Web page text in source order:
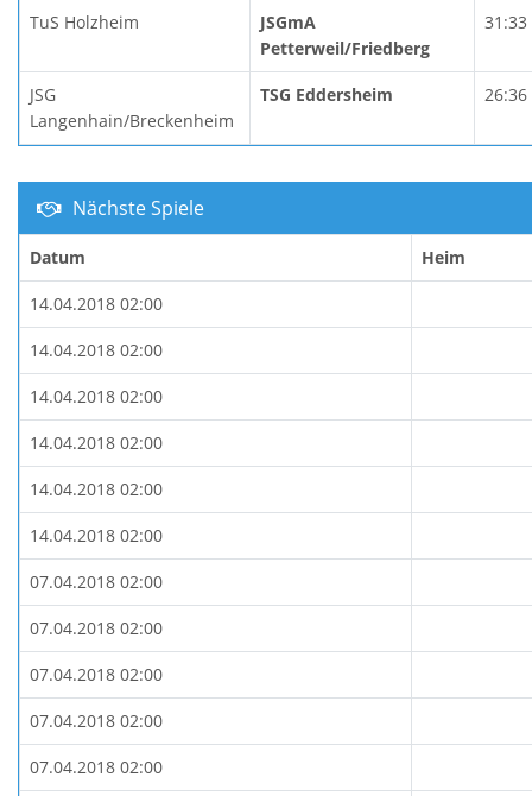
TuS Holzheim
JSGmA
Petterweil/Friedberg
31:33
JSG
Langenhain/Breckenheim
TSG Eddersheim 26:36
Nächste Spiele
Datum Heim
14.04.2018 02:00
14.04.2018 02:00
14.04.2018 02:00
14.04.2018 02:00
14.04.2018 02:00
14.04.2018 02:00
07.04.2018 02:00
07.04.2018 02:00
07.04.2018 02:00
07.04.2018 02:00
07.04.2018 02:00